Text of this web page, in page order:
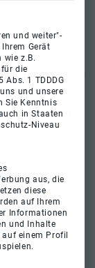
und weiter"-
Gerät
wie z.B.
die
Abs. 1 TDDDG
und unsere
Sie Kenntnis
in Staaten
Niveau
aus, die
diese
auf Ihrem
Informationen
und Inhalte
einem Profil